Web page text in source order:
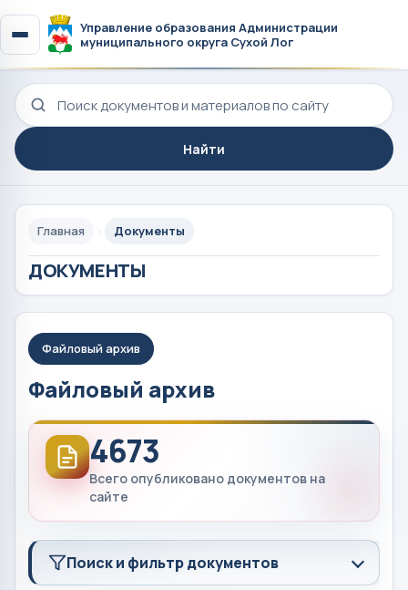
Управление образования Администрации
муниципального округа Сухой Лог
Поиск по сайту
Найти
Главная Документы
ДОКУМЕНТЫ
Файловый архив
Файловый архив
4673
Всего опубликовано документов на
сайте
Поиск и фильтр документов